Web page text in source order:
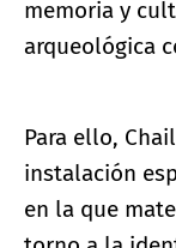
memoria y
arqueológica
Para ello,
instalación
en la que